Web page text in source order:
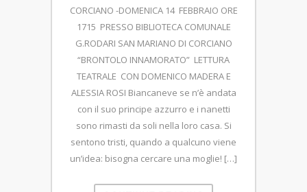
CORCIANO -DOMENICA 14 FEBBRAIO ORE
1715 PRESSO BIBLIOTECA COMUNALE
G.RODARI SAN MARIANO DI CORCIANO
“BRONTOLO INNAMORATO” LETTURA
TEATRALE CON DOMENICO MADERA E
ALESSIA ROSI Biancaneve se n’è andata
con il suo principe azzurro e i nanetti
sono rimasti da soli nella loro casa. Si
sentono tristi, quando a qualcuno viene
un’idea: bisogna cercare una moglie! […]